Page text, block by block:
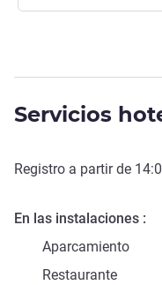
Servicios
Registro a partir de
En las instalaciones
Aparcamiento
Restaurante